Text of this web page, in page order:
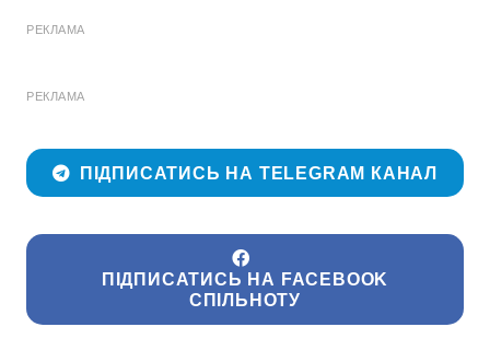
РЕКЛАМА
РЕКЛАМА
ПІДПИСАТИСЬ НА TELEGRAM КАНАЛ
ПІДПИСАТИСЬ НА FACEBOOK
СПІЛЬНОТУ